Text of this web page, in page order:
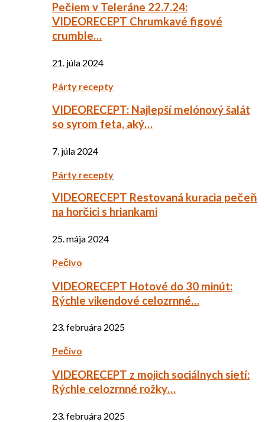
Pečiem v Teleráne 22.7.24:
VIDEORECEPT Chrumkavé figové
crumble…
21. júla 2024
Párty recepty
VIDEORECEPT: Najlepší melónový šalát
so syrom feta, aký…
7. júla 2024
Párty recepty
VIDEORECEPT Restovaná kuracia pečeň
na horčici s hriankami
25. mája 2024
Pečivo
VIDEORECEPT Hotové do 30 minút:
Rýchle vikendové celozrnné…
23. februára 2025
Pečivo
VIDEORECEPT z mojich sociálnych sietí:
Rýchle celozrnné rožky…
23. februára 2025